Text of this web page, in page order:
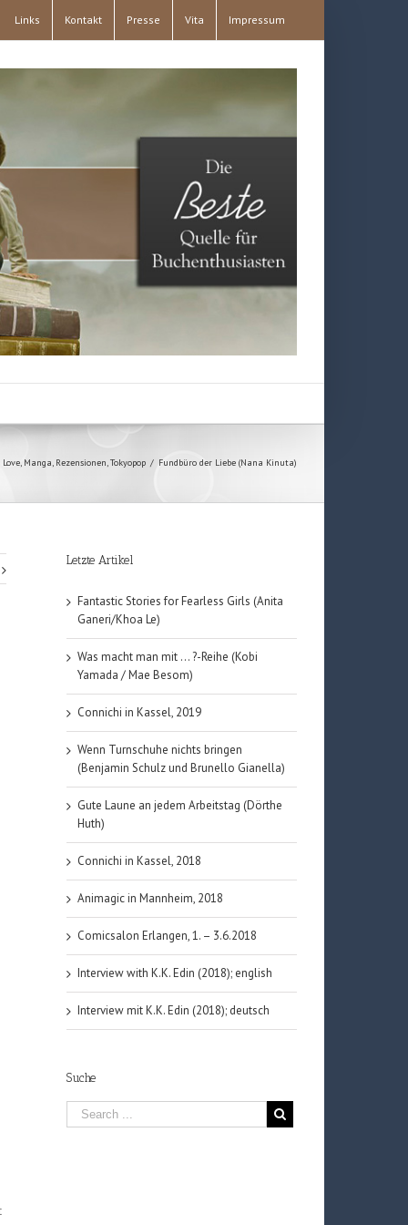
Links Kontakt Presse Vita Impressum
Love, Manga, Rezensionen,Tokyopop / Fundbüro der Liebe (Nana Kinuta)
Letzte Artikel
Fantastic Stories for Fearless Girls (Anita
Ganeri/Khoa Le)
Was macht man mit … ?-Reihe (Kobi
Yamada / Mae Besom)
Connichi in Kassel, 2019
Wenn Turnschuhe nichts bringen
(Benjamin Schulz und Brunello Gianella)
Gute Laune an jedem Arbeitstag (Dörthe
Huth)
Connichi in Kassel, 2018
Animagic in Mannheim, 2018
Comicsalon Erlangen, 1. – 3.6.2018
Interview with K.K. Edin (2018); english
Interview mit K.K. Edin (2018); deutsch
Suche